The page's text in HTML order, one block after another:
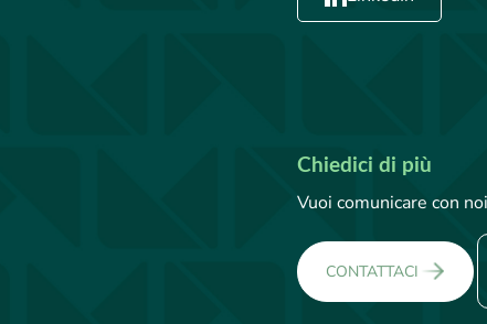
Chiedici di più
Vuoi comunicare con
CONTATTACI